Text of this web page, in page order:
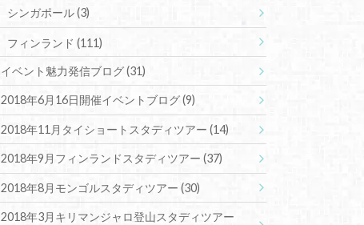
シンガポール(3)
フィンランド (111)
イベント魅力発信ブログ(31)
2018年6月16日開催イベントブログ(9)
2018年11月タイショートスタディツアー(14)
2018年9月フィンランドスタディツアー(37)
2018年8月モンゴルスタディツアー(30)
2018年3月キリマンジャロ登山スタディツアー